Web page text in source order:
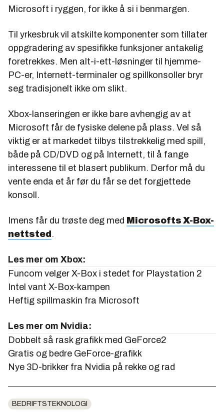
Microsoft i ryggen, for ikke å si i benmargen.
Til yrkesbruk vil atskilte komponenter som tillater
oppgradering av spesifikke funksjoner antakelig
foretrekkes. Men alt-i-ett-løsninger til hjemme-
PC-er, Internett-terminaler og spillkonsoller bryr
seg tradisjonelt ikke om slikt.
Xbox-lanseringen er ikke bare avhengig av at
Microsoft får de fysiske delene på plass. Vel så
viktig er at markedet tilbys tilstrekkelig med spill,
både på CD/DVD og på Internett, til å fange
interessene til et blasert publikum. Derfor må du
vente enda et år før du får se det forgjettede
konsoll.
Imens får du trøste deg med Microsofts X-Box-
nettsted .
Les mer om Xbox:
Funcom velger X-Box i stedet for Playstation 2
Intel vant X-Box-kampen
Heftig spillmaskin fra Microsoft
Les mer om Nvidia:
Dobbelt så rask grafikk med GeForce2
Gratis og bedre GeForce-grafikk
Nye 3D-brikker fra Nvidia på rekke og rad
BEDRIFTSTEKNOLOGI